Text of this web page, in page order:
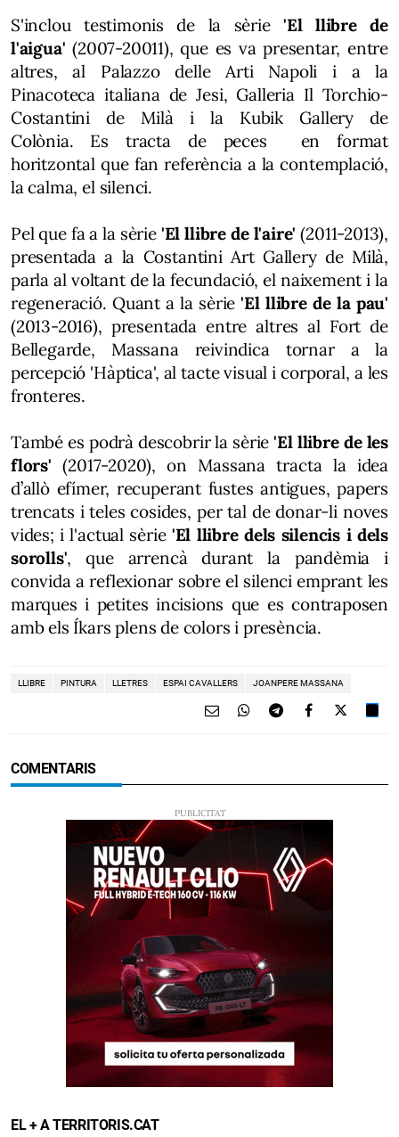
S'inclou testimonis de la sèrie'El llibre de
l'aigua'(2007-20011), que es va presentar, entre
altres, al Palazzo delle Arti Napoli i a la
Pinacoteca italiana de Jesi, Galleria Il Torchio-
Costantini de Milà i la Kubik Gallery de
Colònia. Es tracta de peces en format
horitzontal que fan referència a la contemplació,
la calma, el silenci.
Pel que fa a la sèrie 'El llibre de l'aire' (2011-2013),
presentada a la Costantini Art Gallery de Milà,
parla al voltant de la fecundació, el naixement i la
regeneració. Quant a la sèrie'El llibre de la pau'
(2013-2016), presentada entre altres al Fort de
Bellegarde, Massana reivindica tornar a la
percepció 'Hàptica', al tacte visual i corporal, a les
fronteres.
També es podrà descobrir la sèrie 'El llibre de les
flors' (2017-2020), on Massana tracta la idea
d’allò efímer, recuperant fustes antigues, papers
trencats i teles cosides, per tal de donar-li noves
vides; i l'actual sèrie 'El llibre dels silencis i dels
sorolls', que arrencà durant la pandèmia i
convida a reflexionar sobre el silenci emprant les
marques i petites incisions que es contraposen
amb els Íkars plens de colors i presència.
LLIBRE PINTURA LLETRES ESPAI CAVALLERS JOANPERE MASSANA
COMENTARIS
EL + A TERRITORIS.CAT